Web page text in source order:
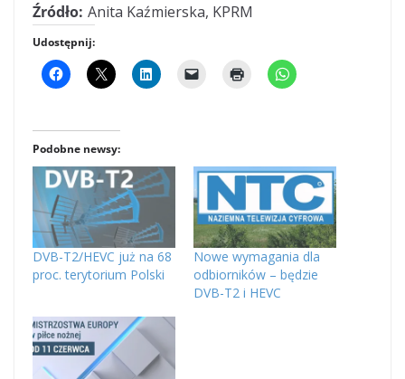
Źródło: Anita Kaźmierska, KPRM
Udostępnij:
Podobne newsy:
DVB-T2/HEVC już na 68
proc. terytorium Polski
Nowe wymagania dla
odbiorników – będzie
DVB-T2 i HEVC